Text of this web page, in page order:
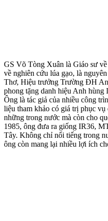
GS Võ Tòng Xuân là Giáo sư
về nghiên cứu lúa gạo, là
Thơ, Hiệu trưởng Trường ĐH
phong tặng danh hiệu Anh hùng
Ông là tác giả của nhiều công
liệu tham khảo có giá trị phục
những trong nước mà còn cho
1985, ông đưa ra giống IR36,
Tây. Không chỉ nổi tiếng trong
ông còn mang lại nhiều lợi ích